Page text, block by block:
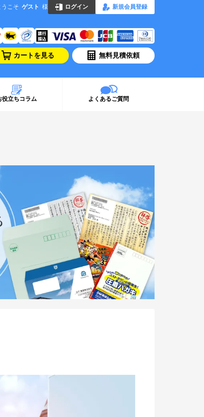
うこそ ゲスト 様 ログイン 新規会員登録
カートを見る 無料見積依頼
役立ちコラム よくあるご質問